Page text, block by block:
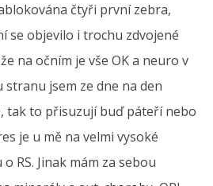
čtyři první zebra,
se objevilo i trochu zdvojené
na očním je vše OK a neuro v
jsem ze dne na den
tak to přisuzují buď páteří nebo
je u mě na velmi vysoké
RS. Jinak mám za sebou